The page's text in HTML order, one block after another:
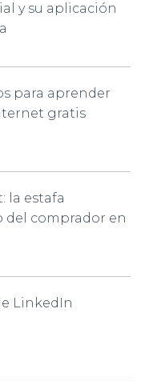
y su aplicación
para aprender
gratis
la estafa
del comprador en
LinkedIn